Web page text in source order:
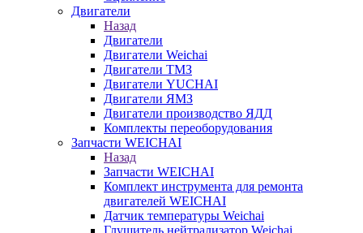
Двигатели
Назад
Двигатели
Двигатели Weichai
Двигатели ТМЗ
Двигатели YUCHAI
Двигатели ЯМЗ
Двигатели производство ЯДД
Комплекты переоборудования
Запчасти WEICHAI
Назад
Запчасти WEICHAI
Комплект инструмента для ремонта
двигателей WEICHAI
Датчик температуры Weichai
Глушитель нейтрализатор Weichai